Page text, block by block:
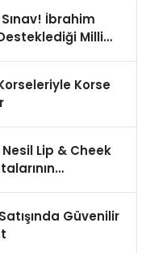
İbrahim
Milli
Korse
Nesil Lip & Cheek
Güvenilir